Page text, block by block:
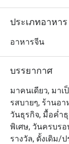
จนถึงเป็ดปักกิ่ง
ขอทาน ซึ่งเป็นไ
ประเภทอาหาร
อาหารจีน
บรรยากาศ
มาคนเดียว, มา
รสบายๆ, ร้านอ
วันธุรกิจ, มื้อค่ำ
พิเศษ, วันครบรอ
รางวัล, ดั้งเดิม/